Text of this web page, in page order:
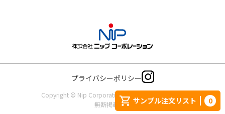
サンプル注文リスト 0
プライバシーポリシー
Copyright © Nip Corporation. All rights reserved.
無断掲載禁止